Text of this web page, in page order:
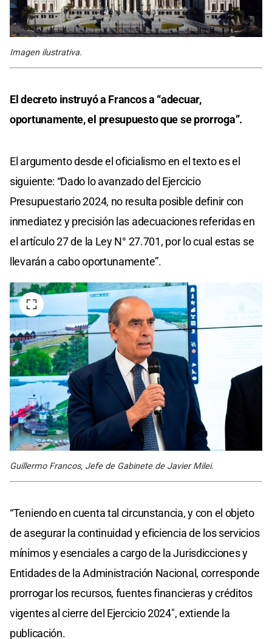
Imagen ilustrativa.
El decreto instruyó a Francos a “adecuar,
oportunamente, el presupuesto que se prorroga”.
El argumento desde el oficialismo en el texto es el
siguiente: “Dado lo avanzado del Ejercicio
Presupuestario 2024, no resulta posible definir con
inmediatez y precisión las adecuaciones referidas en
el artículo 27 de la Ley N° 27.701, por lo cual estas se
llevarán a cabo oportunamente”.
Guillermo Francos, Jefe de Gabinete de Javier Milei.
“Teniendo en cuenta tal circunstancia, y con el objeto
de asegurar la continuidad y eficiencia de los servicios
mínimos y esenciales a cargo de la Jurisdicciones y
Entidades de la Administración Nacional, corresponde
prorrogar los recursos, fuentes financieras y créditos
vigentes al cierre del Ejercicio 2024″, extiende la
publicación.